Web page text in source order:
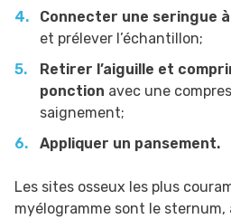
Connecter une seringue
et prélever l’échantillon;
Retirer l’aiguille et
ponction avec une
saignement;
Appliquer un pansement.
Les sites osseux les plus
myélogramme sont le